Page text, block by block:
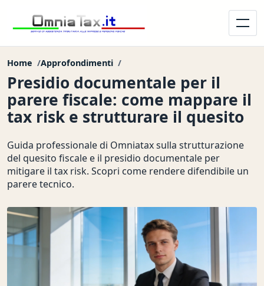
Home Approfondimenti
Presidio documentale per il
parere fiscale: come mappare il
tax risk e strutturare il quesito
Guida professionale di Omniatax sulla strutturazione
del quesito fiscale e il presidio documentale per
mitigare il tax risk. Scopri come rendere difendibile un
parere tecnico.